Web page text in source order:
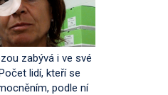
zabývá i ve své
lidí, kteří se
podle ní